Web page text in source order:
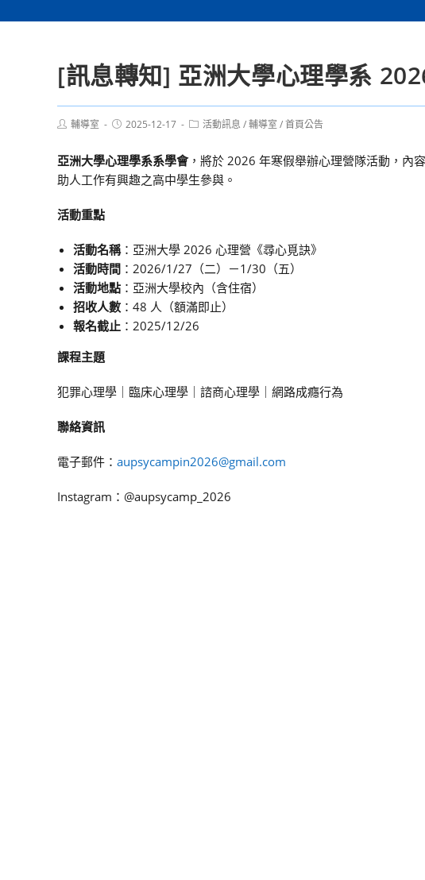
[訊息轉知] 亞洲大學心理學系
Post輔導室
Post2025-12-17
Post活動訊息 /輔導室 /首頁公告
亞洲大學心理學系系學會，將於 2026 年寒假舉辦心理營隊活動，內
助人工作有興趣之高中學生參與。
活動重點
活動名稱：亞洲大學 2026 心理營《尋心覓訣》
活動時間 ：2026/1/27（二）－1/30（五）
活動地點 ：亞洲大學校內（含住宿）
招收人數 ：48 人（額滿即止）
報名截止 ：2025/12/26
課程主題
犯罪心理學｜臨床心理學｜諮商心理學｜網路成癮行為
聯絡資訊
電子郵件： aupsycampin2026@gmail.com
Instagram：@aupsycamp_2026